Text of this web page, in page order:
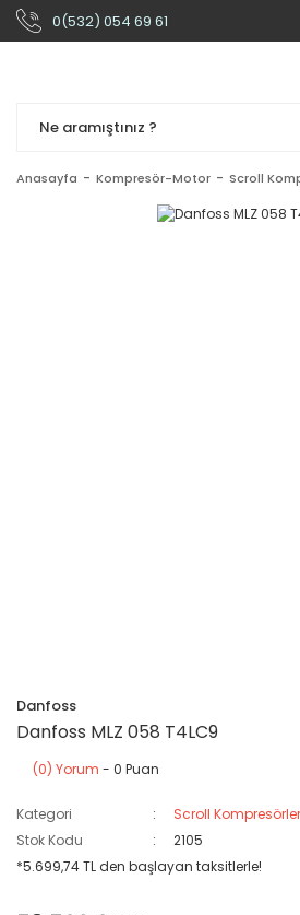
0(532) 054 69 61
Anasayfa Kompresör-Motor Scroll
Danfoss
Danfoss MLZ 058 T4LC9
(0) Yorum - 0 Puan
Kategori
Scroll Kompresörler
Stok Kodu
2105
*5.699,74 TL den başlayan taksitlerle!